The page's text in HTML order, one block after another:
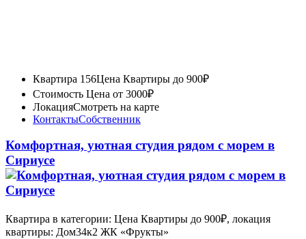
Квартира 156Цена Квартиры до 900₽
Стоимость Цена от 3000₽
ЛокацияСмотреть на карте
КонтактыСобственник
Комфортная, уютная студия рядом с морем в
Сириусе
Квартира в категории: Цена Квартиры до 900₽, локация
квартиры: Дом34к2 ЖК «Фрукты»